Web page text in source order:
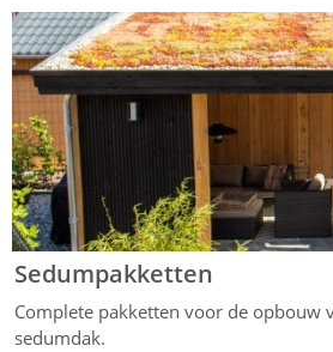
Sedumpakketten
Complete pakketten voor de opbouw
sedumdak.